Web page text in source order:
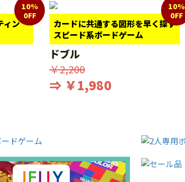
ィン
10%
0FF
カードに共通する図形を早く探す
スピード系ボードゲーム
10%
0FF
ドブル
￥2,200
⇒ ￥1,980